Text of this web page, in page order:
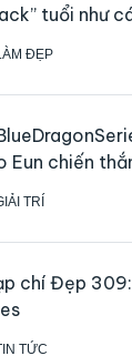
ĐẸP
tuổi như
TRÍ
Eun chiến
đôi của
TỨC
chí Đẹp